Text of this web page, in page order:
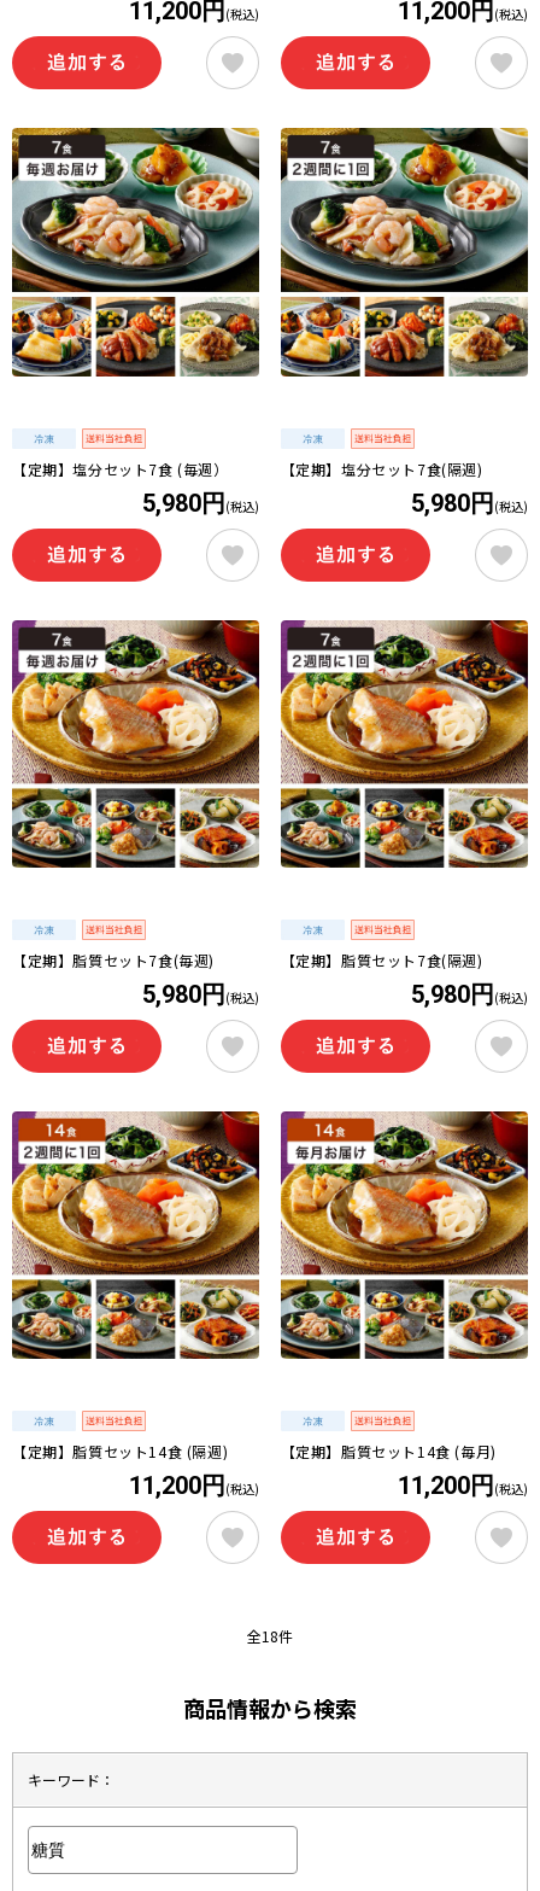
11,200円 (税込) 11,200円 (税込)
【定期】塩分セット7食 (毎週）
5,980円 (税込)
【定期】塩分セット7食(隔週)
5,980円 (税込)
【定期】脂質セット7食(毎週)
5,980円 (税込)
【定期】脂質セット7食(隔週)
5,980円 (税込)
【定期】脂質セット14食 (隔週)
11,200円 (税込)
【定期】脂質セット14食 (毎月)
11,200円 (税込)
全18件
商品情報から検索
キーワード：